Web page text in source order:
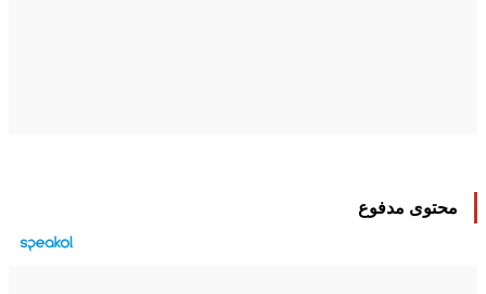
محتوى مدفوع